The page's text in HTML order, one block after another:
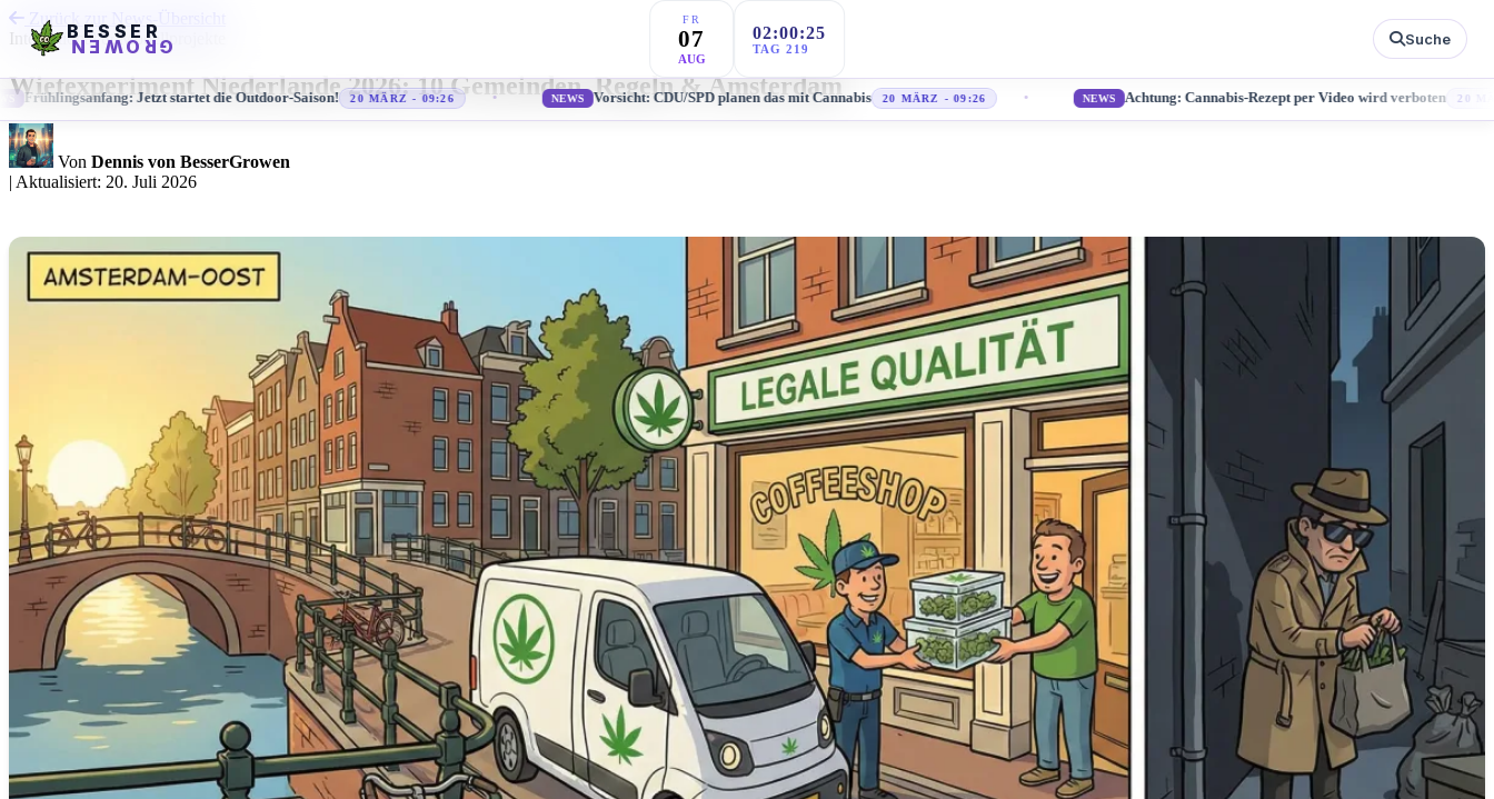
BESSER
GROWEN
FR
07
AUG
02:00:27
TAG 219
Suche
NEWS Frühlingsanfang: Jetzt startet die Outdoor-Saison! 20 MÄRZ - 09:26 NEWS Vorsicht: CDU/SPD planen das mit Cannabis 20 MÄRZ - 09:26 NEWS Achtung: Cannabis-Rezept per Video wird verboten
Zurück zur News-Übersicht
International & Modellprojekte
Wietexperiment Niederlande 2026: 10 Gemeinden, Regeln & Amsterdam
Von Dennis von BesserGrowen
| Aktualisiert: 20. Juli 2026